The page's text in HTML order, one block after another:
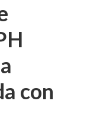
con